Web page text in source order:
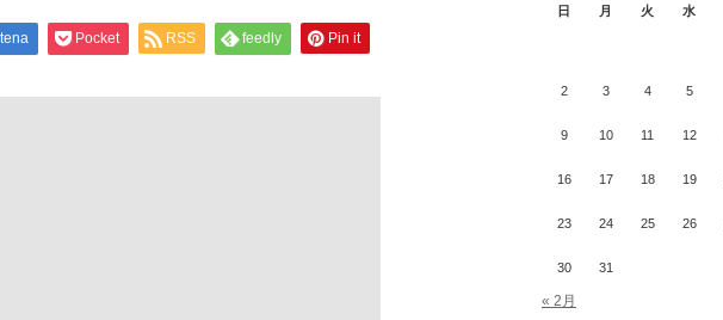
Pocket RSS feedly Pin it
日 月 火 水
2 3 4 5
9 10 11 12
16 17 18 19
23 24 25 26
30 31
« 2月